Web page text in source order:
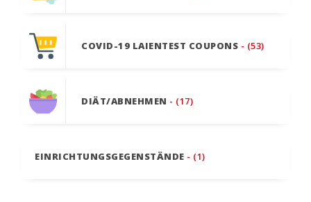
COVID-19 LAIENTEST COUPONS - (53)
DIÄT/ABNEHMEN - (17)
EINRICHTUNGSGEGENSTÄNDE - (1)